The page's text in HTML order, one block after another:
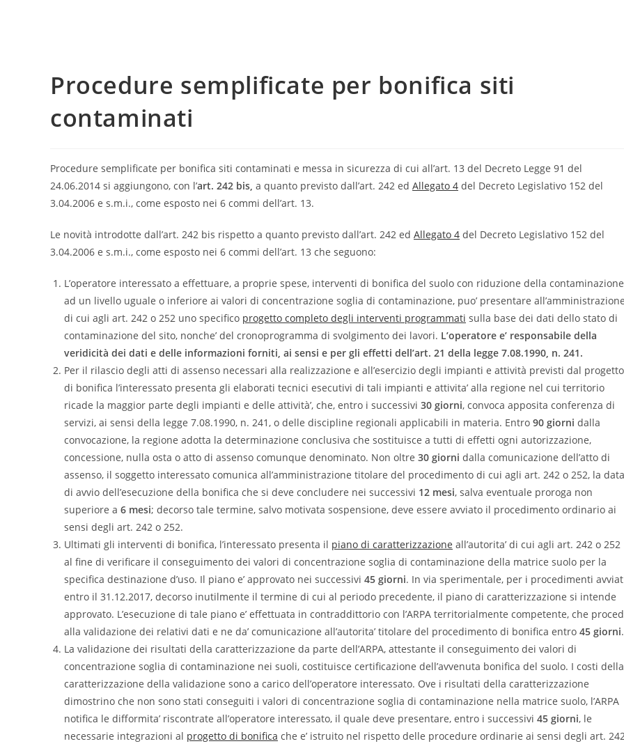
Procedure semplificate per bonifica siti
contaminati
Procedure semplificate per bonifica siti contaminati e messa in sicurezza di cui all’art. 13 del Decreto Legge 91 del
24.06.2014 si aggiungono, con l’art. 242 bis, a quanto previsto dall’art. 242 ed Allegato 4 del Decreto Legislativo 152 del
3.04.2006 e s.m.i., come esposto nei 6 commi dell’art. 13.
Le novità introdotte dall’art. 242 bis rispetto a quanto previsto dall’art. 242 ed Allegato 4 del Decreto Legislativo 152 del
3.04.2006 e s.m.i., come esposto nei 6 commi dell’art. 13 che seguono:
L’operatore interessato a effettuare, a proprie spese, interventi di bonifica del suolo con riduzione della contaminazione
ad un livello uguale o inferiore ai valori di concentrazione soglia di contaminazione, puo’ presentare
di cui agli art. 242 o 252 uno specifico progetto completo degli interventi programmati sulla base dei dati dello stato di
contaminazione del sito, nonche’ del cronoprogramma di svolgimento dei lavori. L’operatore e’ responsabile della
veridicità dei dati e delle informazioni forniti, ai sensi e per gli effetti dell’art. 21 della legge 7.08.1990, n. 241.
Per il rilascio degli atti di assenso necessari alla realizzazione e all’esercizio degli impianti e attività previsti dal progetto
di bonifica l’interessato presenta gli elaborati tecnici esecutivi di tali impianti e attivita’ alla regione nel cui territorio
ricade la maggior parte degli impianti e delle attività’, che, entro i successivi 30 giorni, convoca apposita conferenza di
servizi, ai sensi della legge 7.08.1990, n. 241, o delle discipline regionali applicabili in materia. Entro 90 giorni dalla
convocazione, la regione adotta la determinazione conclusiva che sostituisce a tutti di effetti ogni autorizzazione,
concessione, nulla osta o atto di assenso comunque denominato. Non oltre 30 giorni dalla comunicazione dell’atto di
assenso, il soggetto interessato comunica all’amministrazione titolare del procedimento di cui agli art. 242 o 252, la data
di avvio dell’esecuzione della bonifica che si deve concludere nei successivi 12 mesi, salva eventuale proroga non
superiore a 6 mesi; decorso tale termine, salvo motivata sospensione, deve essere avviato il procedimento ordinario ai
sensi degli art. 242 o 252.
Ultimati gli interventi di bonifica, l’interessato presenta il piano di caratterizzazione all’autorita’ di cui agli art. 242 o 252
al fine di verificare il conseguimento dei valori di concentrazione soglia di contaminazione della matrice suolo per la
specifica destinazione d’uso. Il piano e’ approvato nei successivi 45 giorni. In via sperimentale, per i procedimenti
entro il 31.12.2017, decorso inutilmente il termine di cui al periodo precedente, il piano di caratterizzazione si intende
approvato. L’esecuzione di tale piano e’ effettuata in contraddittorio con l’ARPA territorialmente competente, che
alla validazione dei relativi dati e ne da’ comunicazione all’autorita’ titolare del procedimento di bonifica entro 45 giorni.
La validazione dei risultati della caratterizzazione da parte dell’ARPA, attestante il conseguimento dei valori di
concentrazione soglia di contaminazione nei suoli, costituisce certificazione dell’avvenuta bonifica del suolo. I costi della
caratterizzazione della validazione sono a carico dell’operatore interessato. Ove i risultati della caratterizzazione
dimostrino che non sono stati conseguiti i valori di concentrazione soglia di contaminazione nella matrice suolo, l’ARPA
notifica le difformita’ riscontrate all’operatore interessato, il quale deve presentare, entro i successivi 45 giorni, le
necessarie integrazioni al progetto di bonifica che e’ istruito nel rispetto delle procedure ordinarie ai sensi degli art.